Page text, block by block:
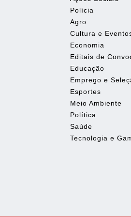
Polícia
Agro
Cultura e
Economia
Editais de
Educação
Emprego e
Esportes
Meio Ambiente
Política
Saúde
Tecnologia e